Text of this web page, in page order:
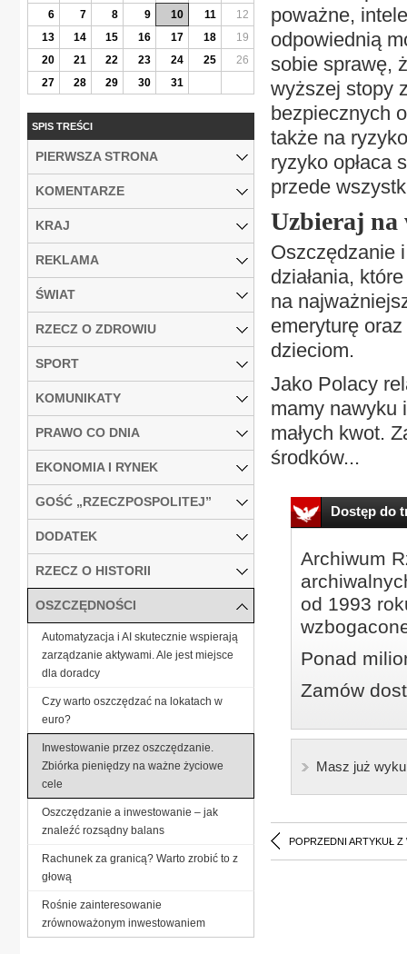
poważne,
odpowiednią
sobie sprawę,
wyższej stopy
bezpiecznych
także na
ryzyko opłaca
przede
Uzbieraj na
Oszczędzanie
działania,
na
emeryturę
dzieciom.
Jako Polacy
mamy nawyku
małych kwot.
środków...
Dostęp do
Archiwum
od 1993
Ponad
Zamów
Masz już
POPRZEDNI ARTYKUŁ Z
6
7 8 9 10 11
12
13
14 15 16 17 18
19
20
21 22 23 24 25
26
27
28 29 30 31
SPIS TREŚCI
PIERWSZA STRONA
KOMENTARZE
KRAJ
REKLAMA
ŚWIAT
RZECZ O ZDROWIU
SPORT
KOMUNIKATY
PRAWO CO DNIA
EKONOMIA I RYNEK
GOŚĆ „RZECZPOSPOLITEJ”
DODATEK
RZECZ O HISTORII
OSZCZĘDNOŚCI
Automatyzacja i AI skutecznie wspierają
zarządzanie aktywami. Ale jest miejsce
dla doradcy
Czy warto oszczędzać na lokatach w
euro?
Inwestowanie przez oszczędzanie.
Zbiórka pieniędzy na ważne życiowe
cele
Oszczędzanie a inwestowanie – jak
znaleźć rozsądny balans
Rachunek za granicą? Warto zrobić to z
głową
Rośnie zainteresowanie
zrównoważonym inwestowaniem